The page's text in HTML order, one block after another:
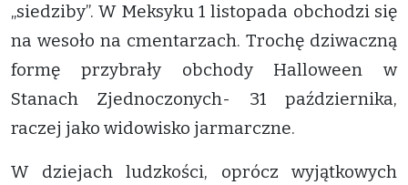
„siedziby”. W Meksyku 1 listopada obchodzi się
na wesoło na cmentarzach. Trochę dziwaczną
formę przybrały obchody Halloween w
Stanach Zjednoczonych- 31 października,
raczej jako widowisko jarmarczne.
W dziejach ludzkości, oprócz wyjątkowych